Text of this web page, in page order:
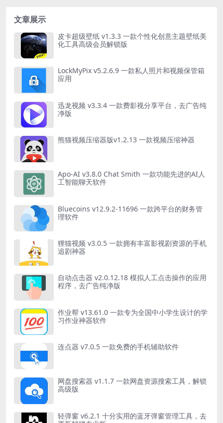
文章展示
皮卡超级壁纸 v1.3.3 一款个性化创意主题壁纸美
化工具高级会员解锁版
LockMyPix v5.2.6.9 一款私人照片和视频保管箱
应用
迅龙视频 v3.3.4 一款费影视分享平台，去广告纯
净版
熊猫视频压缩器版v1.2.13 一款视频压缩神器
Apo-AI v3.8.0 Chat Smith 一款功能先进的AI人
工智能聊天软件
Bluecoins v12.9.2-11696 一款跨平台的财务管
理软件
狸猫视频 v3.0.5 一款拥有丰富影视剧资源的手机
追剧神器
自动点击器 v2.0.12.18 模拟人工点击操作的应用
程序，去广告纯净版
作业帮 v13.61.0 一款专为全国中小学生设计的学
习作业神器软件
连点器 v7.0.5 一款免费的手机辅助软件
网盘搜索器 v1.1.7 一款网盘资源搜索工具，解锁
高级版
轻弹窗 v6.2.1 十分实用的蓝牙弹窗管理工具，去